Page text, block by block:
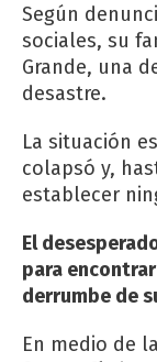
Según
sociales, su
Grande, una
desastre.
La situación
colapsó y,
establecer
El
para
derrumbe de
En medio de